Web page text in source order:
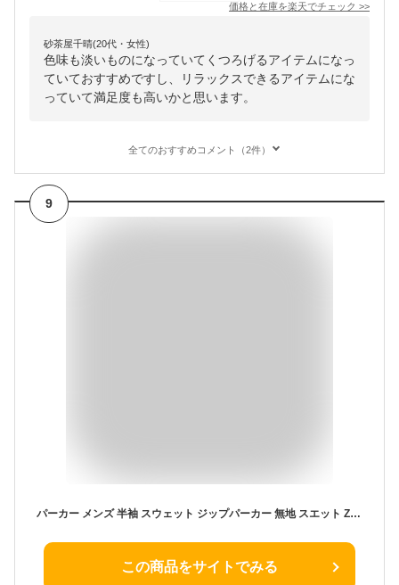
価格と在庫を楽天でチェック >>
砂茶屋千晴(20代・女性)
色味も淡いものになっていてくつろげるアイテムになっ
ていておすすめですし、リラックスできるアイテムにな
っていて満足度も高いかと思います。
全てのおすすめコメント（2件）
9
パーカー メンズ 半袖 スウェット ジップパーカー 無地 スエット ZIP 春 夏【RQ0802】送料無料 通販M3
この商品をサイトでみる